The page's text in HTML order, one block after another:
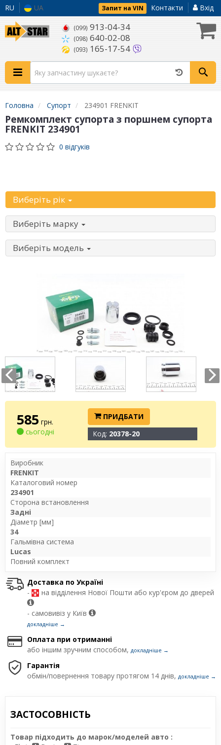
RU UA Запит на VIN Контакти Вхід
(099) 913-04-34
(098) 640-02-08
(093) 165-17-54
Головна Супорт 234901 FRENKIT
Ремкомплект супорта з поршнем супорта
FRENKIT 234901
0 відгуків
Виберіть рік
Виберіть марку
Виберіть модель
585 грн.
сьогодні
ПРИДБАТИ
Код: 20378-20
Виробник
FRENKIT
Каталоговий номер
234901
Сторона встановлення
Задні
Діаметр [мм]
34
Гальмівна система
Lucas
Повний комплект
Доставка по Україні
-
на відділення Нової Пошти або кур'єром до дверей
- самовивіз у Київ
докладніше →
Оплата при отриманні
або іншим зручним способом, докладніше →
Гарантія
обмін/повернення товару протягом 14 днів, докладніше →
ЗАСТОСОВНІСТЬ
Товар підходить до марок/моделей авто :